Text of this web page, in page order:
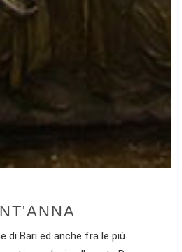
di Bari ed anche fra le più